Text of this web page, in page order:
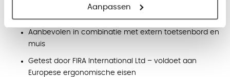
Aanpassen
Aanbevolen in combinatie met extern toetsenbord en
muis
Getest door FIRA International Ltd – voldoet aan
Europese ergonomische eisen